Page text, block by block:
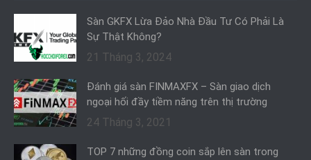
Sàn GKFX Lừa Đảo Nhà Đầu Tư Có Phải Là
Sự Thật Không?
21 Tháng 3, 2024
Đánh giá sàn FINMAXFX – Sàn giao dịch
ngoại hối đầy tiềm năng trên thị trường
24 Tháng 3, 2021
TOP 7 những đồng coin sắp lên sàn trong